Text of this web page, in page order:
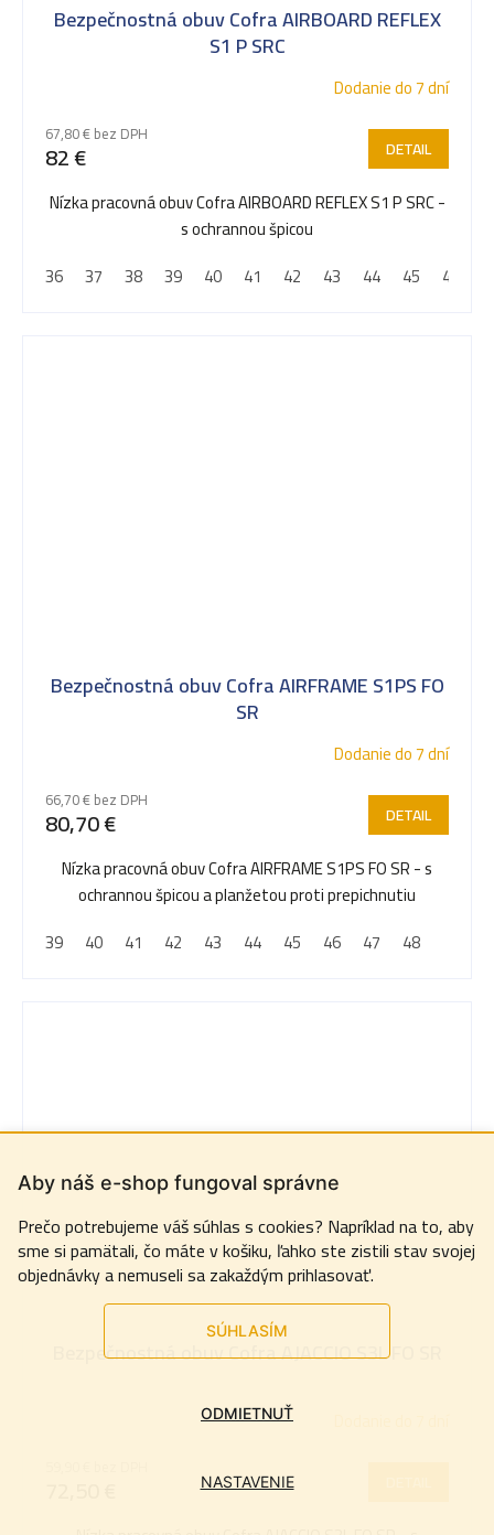
Aby náš e-shop fungoval správne
Prečo potrebujeme váš súhlas s cookies? Napríklad na to, aby
sme si pamätali, čo máte v košiku, ľahko ste zistili stav svojej
objednávky a nemuseli sa zakaždým prihlasovať.
SÚHLASÍM
NASTAVENIE
ODMIETNUŤ
Bezpečnostná obuv Cofra AIRBOARD REFLEX
S1 P SRC
Dodanie do 7 dní
67,80 € bez DPH
82 € DETAIL
Nízka pracovná obuv Cofra AIRBOARD REFLEX S1 P SRC -
s ochrannou špicou
36
37 38 39 40 41 42 43 44 45 46
Bezpečnostná obuv Cofra AIRFRAME S1PS FO
SR
Dodanie do 7 dní
66,70 € bez DPH
80,70 € DETAIL
Nízka pracovná obuv Cofra AIRFRAME S1PS FO SR - s
ochrannou špicou a planžetou proti prepichnutiu
39
40 41 42 43 44 45 46 47 48
Bezpečnostná obuv Cofra AJACCIO S3L FO SR